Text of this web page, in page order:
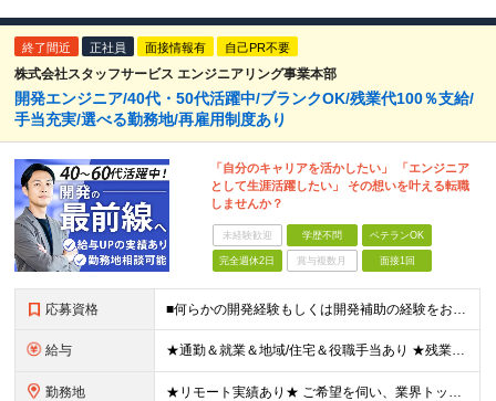
終了間近 正社員 面接情報有 自己PR不要
株式会社スタッフサービス エンジニアリング事業本部
開発エンジニア/40代・50代活躍中/ブランクOK/残業代100％支給/
手当充実/選べる勤務地/再雇用制度あり
「自分のキャリアを活かしたい」 「エンジニア
として生涯活躍したい」 その想いを叶える転職
しませんか？
未経験歓迎 学歴不問 ベテランOK
完全週休2日 賞与複数月 面接1回
応募資格 ■何らかの開発経験もしくは開発補助の経験をお持ちの方 ■学歴不問 ★ブランクのある方、地方在住の方も大歓迎です！
給与 ★通勤＆就業＆地域/住宅＆役職手当あり ★残業代は全額支給 ★選べる給与制度あり！ ★東京・神奈川・千葉・埼玉勤務の場合 月給23.5万円～55万円＋諸手当 （残業代は全額支給） (20,000円の
勤務地 ★リモート実績あり★ ご希望を伺い、業界トップクラス約7,000件の取引事業所数、90,000件以上のプロジェクトから検討をいたします。 全国の取引先での就業となります（沖縄を除く） ※勤務地